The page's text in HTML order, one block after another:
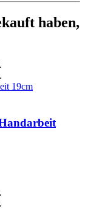
haben,